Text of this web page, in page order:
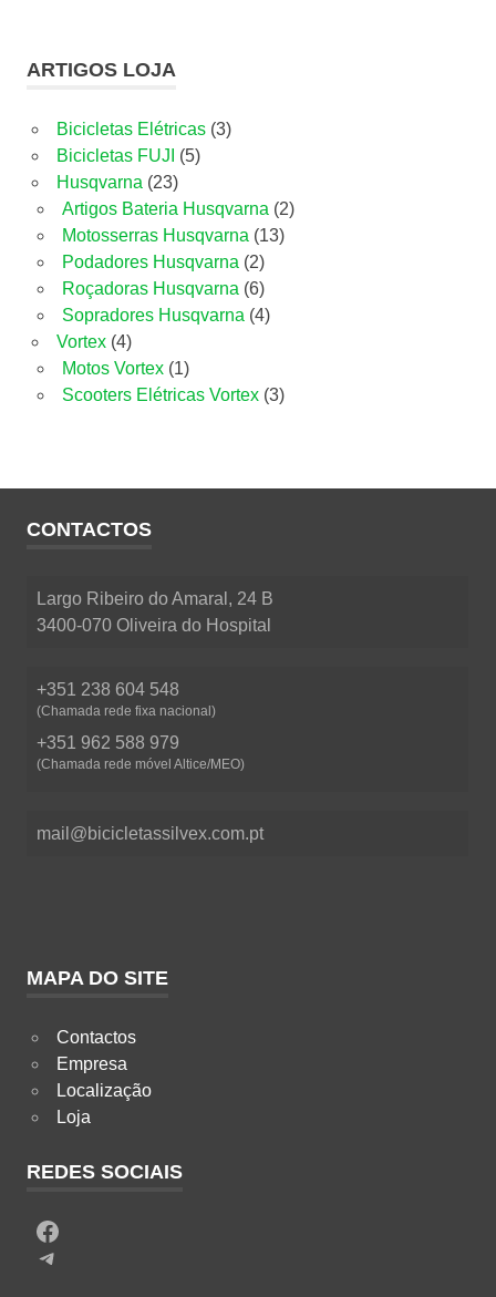
ARTIGOS LOJA
Bicicletas Elétricas 33
Bicicletas FUJI 55
Husqvarna 2323
produtos
Artigos Bateria Husqvarna 22
Motosserras Husqvarna 1313
Podadores Husqvarna 22
produtos
Roçadoras Husqvarna 66
produtos
Sopradores Husqvarna 44
Vortex 44
produtos
Motos Vortex 11
produto
Scooters Elétricas Vortex 33
CONTACTOS
Largo Ribeiro do Amaral, 24 B
3400-070 Oliveira do Hospital
+351 238 604 548
(Chamada rede fixa nacional)
+351 962 588 979
(Chamada rede móvel Altice/MEO)
mail@bicicletassilvex.com.pt
MAPA DO SITE
Contactos
Empresa
Localização
Loja
REDES SOCIAIS
Facebook
Telegram